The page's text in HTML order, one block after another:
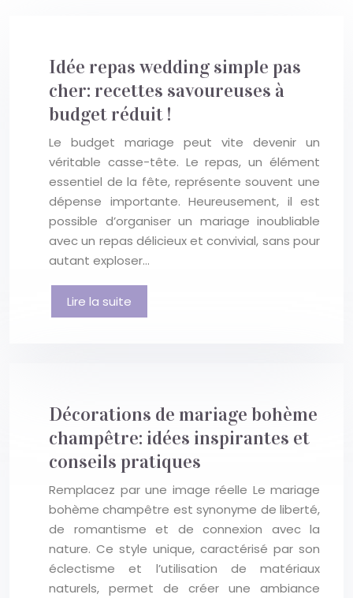
Idée repas wedding simple pas
cher: recettes savoureuses à
budget réduit !
Le budget mariage peut vite devenir un
véritable casse-tête. Le repas, un élément
essentiel de la fête, représente souvent une
dépense importante. Heureusement, il est
possible d’organiser un mariage inoubliable
avec un repas délicieux et convivial, sans pour
autant exploser…
Lire la suite
Décorations de mariage bohème
champêtre: idées inspirantes et
conseils pratiques
Remplacez par une image réelle Le mariage
bohème champêtre est synonyme de liberté,
de romantisme et de connexion avec la
nature. Ce style unique, caractérisé par son
éclectisme et l’utilisation de matériaux
naturels, permet de créer une ambiance